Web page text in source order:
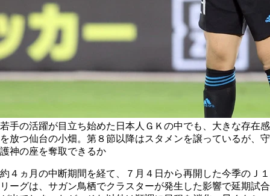
若手の活躍が目立ち始めた日本人ＧＫの中でも、大きな存在感
を放つ仙台の小畑。第８節以降はスタメンを譲っているが、守
護神の座を奪取できるか
約４ヵ月の中断期間を経て、７月４日から再開した今季のＪ１
リーグは、サガン鳥栖でクラスターが発生した影響で延期試合